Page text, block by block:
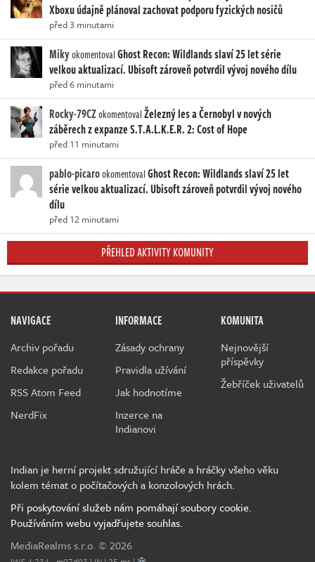
Xboxu údajně plánoval zachovat podporu fyzických nosičů
před 3 minutami
MikyokomentovalGhost Recon: Wildlands slaví 25 let série
velkou aktualizací. Ubisoft zároveň potvrdil vývoj nového dílu
před 6 minutami
Rocky-79CZokomentovalŽelezný les a Černobyl v nových
záběrech z expanze S.T.A.L.K.E.R. 2: Cost of Hope
před 11 minutami
pablo-picarookomentovalGhost Recon: Wildlands slaví 25 let
série velkou aktualizací. Ubisoft zároveň potvrdil vývoj nového
dílu
před 12 minutami
PŘEHLED AKTIVITY KOMUNITY
NAVIGACE
Archiv pořadu
Redakce pořadu
RSS Atom Feed
NerdFix
INFORMACE
Zásady ochrany
Pravidla užívání
Jak hodnotíme
Inzerce na
Indianovi
KOMUNITA
Nejnovější
příspěvky
Žebříček uživatelů
Indian je herní projekt sdružující hráče a hráčky všeho věku
kolem témat o počítačových a konzolových hrách.
Při poskytování služeb nám pomáhají soubory cookie.
Používáním webu vyjadřujete souhlas.
MediaRealms s.r.o. © 2026